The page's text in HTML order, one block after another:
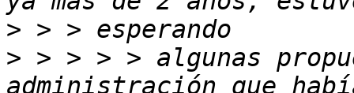
>
> > > > > algunas